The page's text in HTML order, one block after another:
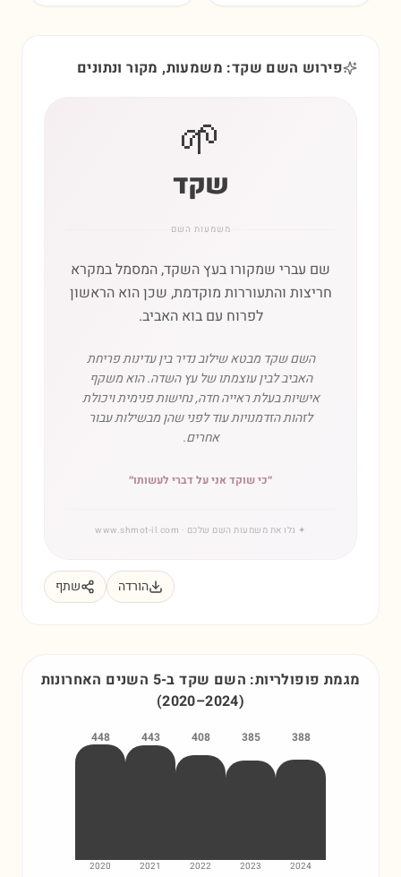
פירוש השם שקד: משמעות, מקור ונתונים
🌱
שקד
משמעות השם
שם עברי שמקורו בעץ השקד, המסמל במקרא
חריצות והתעוררות מוקדמת, שכן הוא הראשון
לפרוח עם בוא האביב.
השם שקד מבטא שילוב נדיר בין עדינות פריחת
האביב לבין עוצמתו של עץ השדה. הוא משקף
אישיות בעלת ראייה חדה, נחישות פנימית ויכולת
לזהות הזדמנויות עוד לפני שהן מבשילות עבור
אחרים.
״כי שוקד אני על דברי לעשותו״
✦ גלו את משמעות השם שלכם · www.shmot-il.com
הורדה שתף
מגמת פופולריות: השם שקדב-5 השנים האחרונות
(2020–2024)
388
2024
385
2023
408
2022
443
2021
448
2020